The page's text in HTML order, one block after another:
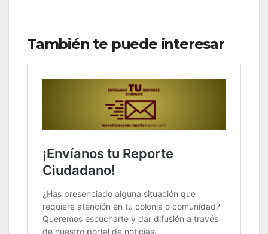
También te puede interesar